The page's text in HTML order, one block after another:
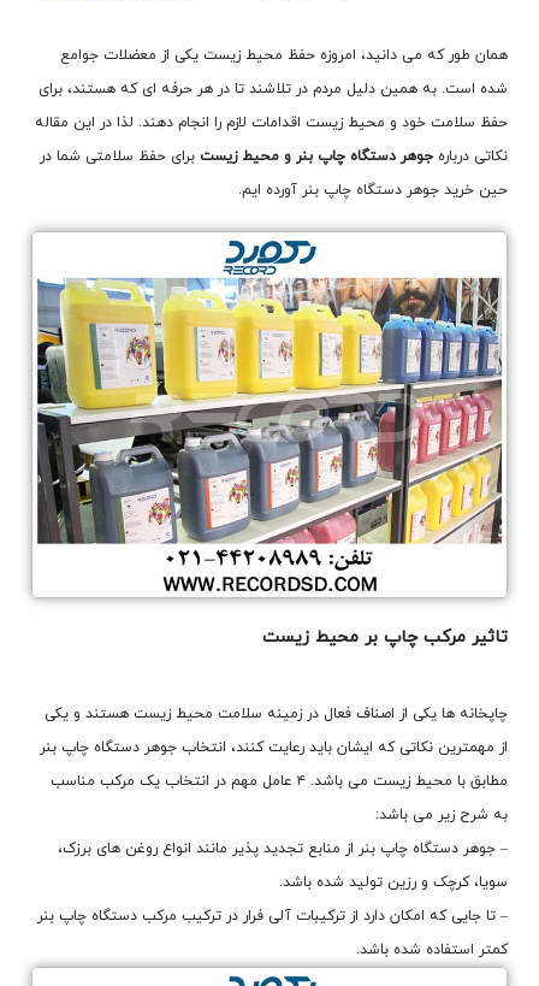
همان طور که می دانید، امروزه حفظ محیط زیست یکی از معضلات جوامع
شده است. به همین دلیل مردم در تلاشند تا در هر حرفه ای که هستند، برای
حفظ سلامت خود و محیط زیست اقدامات لازم را انجام دهند. لذا در این مقاله
نکاتی دربارهجوهر دستگاه چاپ بنر و محیط زیست برای حفظ سلامتی شما در
حین خرید جوهر دستگاه چاپ بنر آورده ایم.
تاثیر مرکب چاپ بر محیط زیست
چاپخانه ها یکی از اصناف فعال در زمینه سلامت محیط زیست هستند و یکی
از مهمترین نکاتی که ایشان باید رعایت کنند، انتخاب جوهر دستگاه چاپ بنر
مطابق با محیط زیست می باشد. ۴ عامل مهم در انتخاب یک مرکب مناسب
به شرح زیر می باشد:
– جوهر دستگاه چاپ بنر از منابع تجدید پذیر مانند انواع روغن های برزک،
سویا، کرچک و رزین تولید شده باشد.
– تا جایی که امکان دارد از ترکیبات آلی فرار در ترکیب مرکب دستگاه چاپ بنر
کمتر استفاده شده باشد.